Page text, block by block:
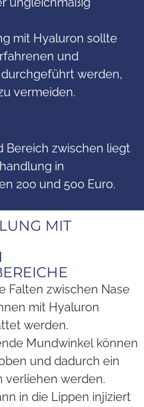
mit Hyaluron sollte
und
werden,
vermeiden.
Bereich zwischen liegt
in
200 und 500 Euro.
MIT
Falten zwischen Nase
mit Hyaluron
werden.
Mundwinkel können
und dadurch ein
verliehen werden.
in die Lippen injiziert